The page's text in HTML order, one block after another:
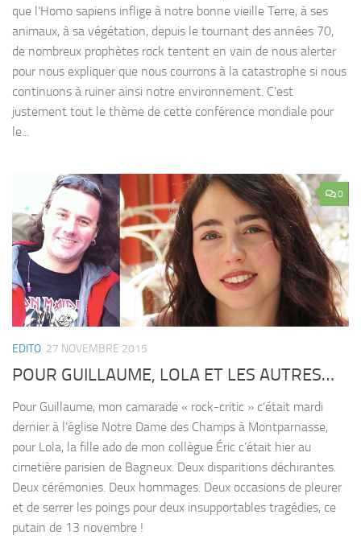
que l’Homo sapiens inflige à notre bonne vieille Terre, à ses
animaux, à sa végétation, depuis le tournant des années 70,
de nombreux prophètes rock tentent en vain de nous alerter
pour nous expliquer que nous courrons à la catastrophe si nous
continuons à ruiner ainsi notre environnement. C’est
justement tout le thème de cette conférence mondiale pour
le...
0
EDITO 27 NOVEMBRE 2015
POUR GUILLAUME, LOLA ET LES AUTRES…
Pour Guillaume, mon camarade « rock-critic » c’était mardi
dernier à l’église Notre Dame des Champs à Montparnasse,
pour Lola, la fille ado de mon collègue Éric c’était hier au
cimetière parisien de Bagneux. Deux disparitions déchirantes.
Deux cérémonies. Deux hommages. Deux occasions de pleurer
et de serrer les poings pour deux insupportables tragédies, ce
putain de 13 novembre !